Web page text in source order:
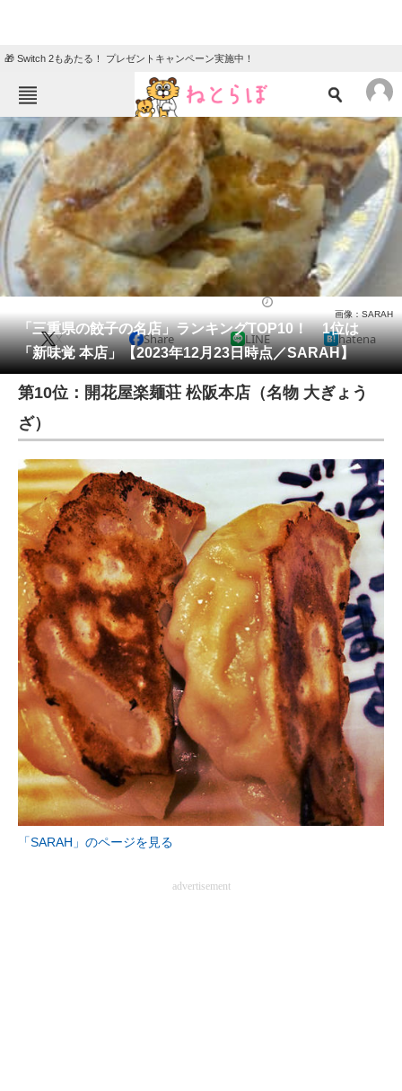
🎁 Switch 2もあたる！ プレゼントキャンペーン実施中！
ねとらぼメニュー
TOP ニュース
エンタメ クイズ
グルメ 地域
住まい 教育・育児
動物 リサーチ
会員記事
メディア
注目記事を集めた総合ページ
ITの今と未来を見通す
スマホと通信の最新トレンド
進化するPCとデバイスの未来
好きが集まる 比べて選べる
ビジネスと働き方のヒント
AI活用のいまが分かる
企業ITのトレンドを詳説
経営リーダーのコミュニティ
マーケ×ITの今がよく分かる
ITエンジニア向け専門サイト
企業向けIT製品の総合サイト
「三重県の餃子の名店」ランキングTOP10！ 1位は
「新味覚 本店」【2023年12月23日時点／SARAH】
画像：SARAH
X Share LINE hatena
第10位：開花屋楽麺荘 松阪本店（名物 大ぎょう
ざ）
「SARAH」のページを見る
advertisement